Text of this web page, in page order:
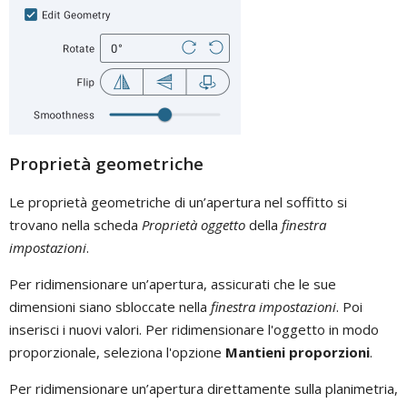
Proprietà geometriche
Le proprietà geometriche di un’apertura nel soffitto si
trovano nella scheda Proprietà oggetto della finestra
impostazioni.
Per ridimensionare un’apertura, assicurati che le sue
dimensioni siano sbloccate nella finestra impostazioni. Poi
inserisci i nuovi valori. Per ridimensionare l'oggetto in modo
proporzionale, seleziona l'opzione Mantieni proporzioni.
Per ridimensionare un’apertura direttamente sulla planimetria,